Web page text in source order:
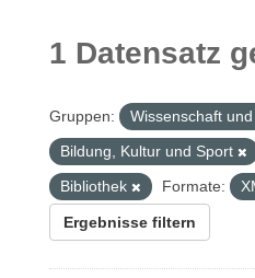
1 Datensatz
Gruppen:
Wissenschaft
Bildung, Kultur und Sport
Bibliothek
Formate:
Ergebnisse filtern